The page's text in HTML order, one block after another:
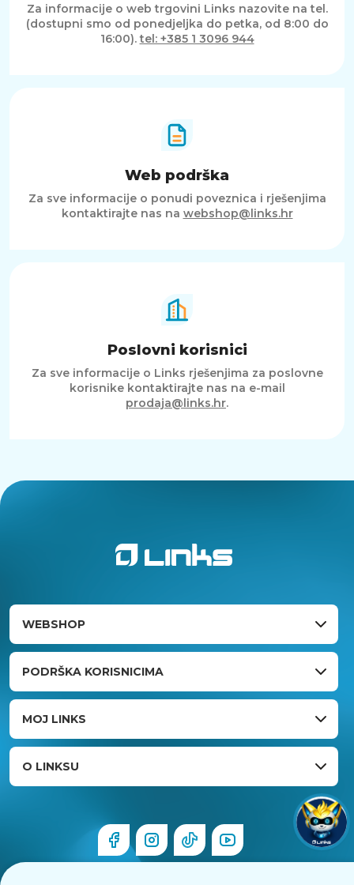
Za informacije o web trgovini Links nazovite na tel.
(dostupni smo od ponedjeljka do petka, od 8:00 do
16:00).tel: +385 1 3096 944
Web podrška
Za sve informacije o ponudi poveznica i rješenjima
kontaktirajte nas na webshop@links.hr
Poslovni korisnici
Za sve informacije o Links rješenjima za poslovne
korisnike kontaktirajte nas na e-mail
prodaja@links.hr.
WEBSHOP
PODRŠKA KORISNICIMA
MOJ LINKS
O LINKSU